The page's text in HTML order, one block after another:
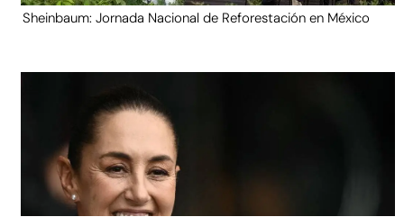
Sheinbaum: Jornada Nacional de Reforestación en México